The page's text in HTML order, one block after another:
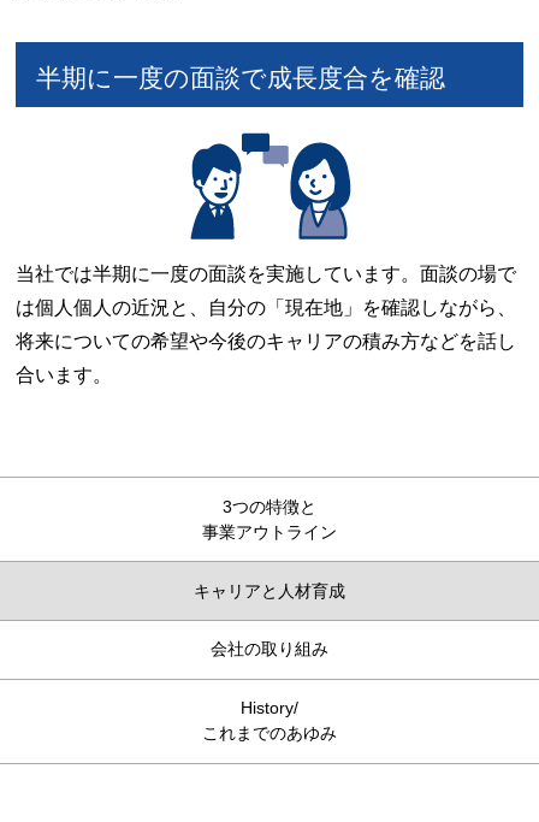
半期に一度の面談で成長度合を確認
当社では半期に一度の面談を実施しています。面談の場で
は個人個人の近況と、自分の「現在地」を確認しながら、
将来についての希望や今後のキャリアの積み方などを話し
合います。
3つの特徴と
事業アウトライン
キャリアと人材育成
会社の取り組み
History/
これまでのあゆみ